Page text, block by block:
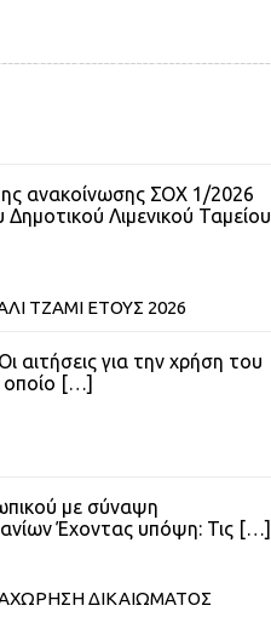
ανακοίνωσης ΣΟΧ 1/2026
Λιμενικού Ταμείου
ΤΖΑΜΙ ΕΤΟΥΣ 2026
για την χρήση του
[…]
με σύναψη
Έχοντας υπόψη: Τις […]
ΔΙΚΑΙΩΜΑΤΟΣ